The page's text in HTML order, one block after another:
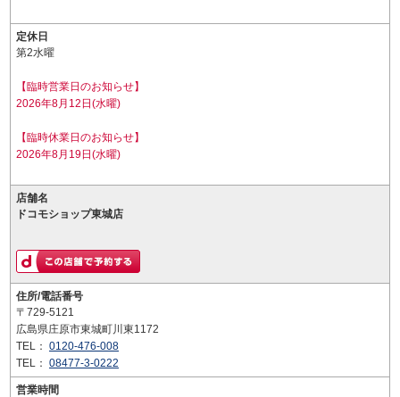
定休日
第2水曜
【臨時営業日のお知らせ】
2026年8月12日(水曜)
【臨時休業日のお知らせ】
2026年8月19日(水曜)
店舗名
ドコモショップ東城店
住所/電話番号
〒729-5121
広島県庄原市東城町川東1172
TEL： 0120-476-008
TEL： 08477-3-0222
営業時間